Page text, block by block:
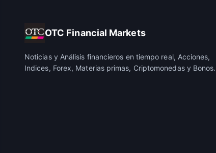
OTC Financial Markets
Noticias y Análisis financieros en tiempo real, Acciones,
Indices, Forex, Materias primas, Criptomonedas y Bonos.